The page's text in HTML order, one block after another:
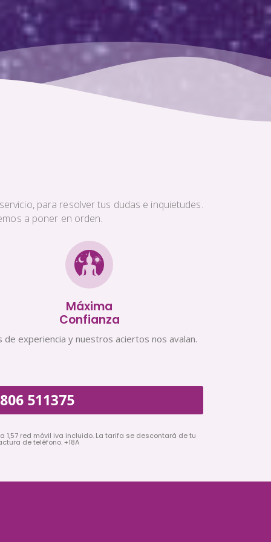
para resolver tus dudas e inquietudes.
a poner en orden.
Máxima
Confianza
de experiencia y nuestros aciertos nos avalan.
806 511375
1,57 red móvil iva incluido. La tarifa se descontará de tu
de teléfono. +18A